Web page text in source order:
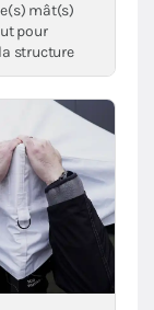
mât(s)
pour
structure